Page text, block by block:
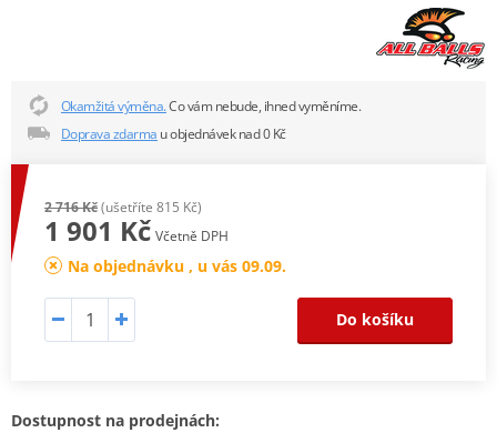
Okamžitá výměna.Co vám nebude, ihned vyměníme.
Doprava zdarma u objednávek nad 0 Kč
2 716 Kč(ušetříte 815 Kč)
1 901 Kč Včetně DPH
Na objednávku , u vás 09.09.
Do košíku
Dostupnost na prodejnách: